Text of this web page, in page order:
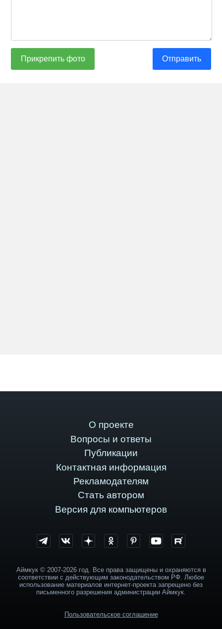
Прикрепить фото Отправить
О проекте
Вопросы и ответы
Публикации
Контактная информация
Рекламодателям
Стать автором
Версия для компьютеров
Аймкук © 2007-2026 год. Все права защищены и охраняются в
соответствии с действующим законодательством РФ. Любое
использование материалов интернет-проекта запрещено без
письменного разрешения администрации Аймкук.
Пользовательское соглашение